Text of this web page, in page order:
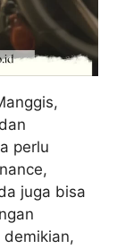
perlu
juga bisa